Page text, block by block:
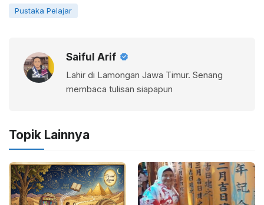
Pustaka Pelajar
Saiful Arif
Lahir di Lamongan Jawa Timur. Senang
membaca tulisan siapapun
Topik Lainnya